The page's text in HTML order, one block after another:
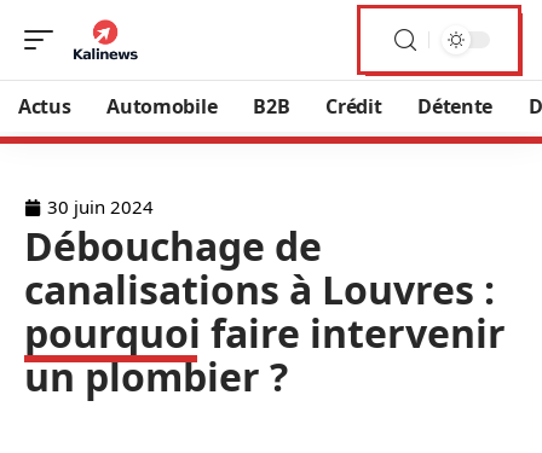
Actus Automobile B2B Crédit Détente
30 juin 2024
Débouchage de
canalisations à Louvres :
pourquoi faire intervenir
un plombier ?